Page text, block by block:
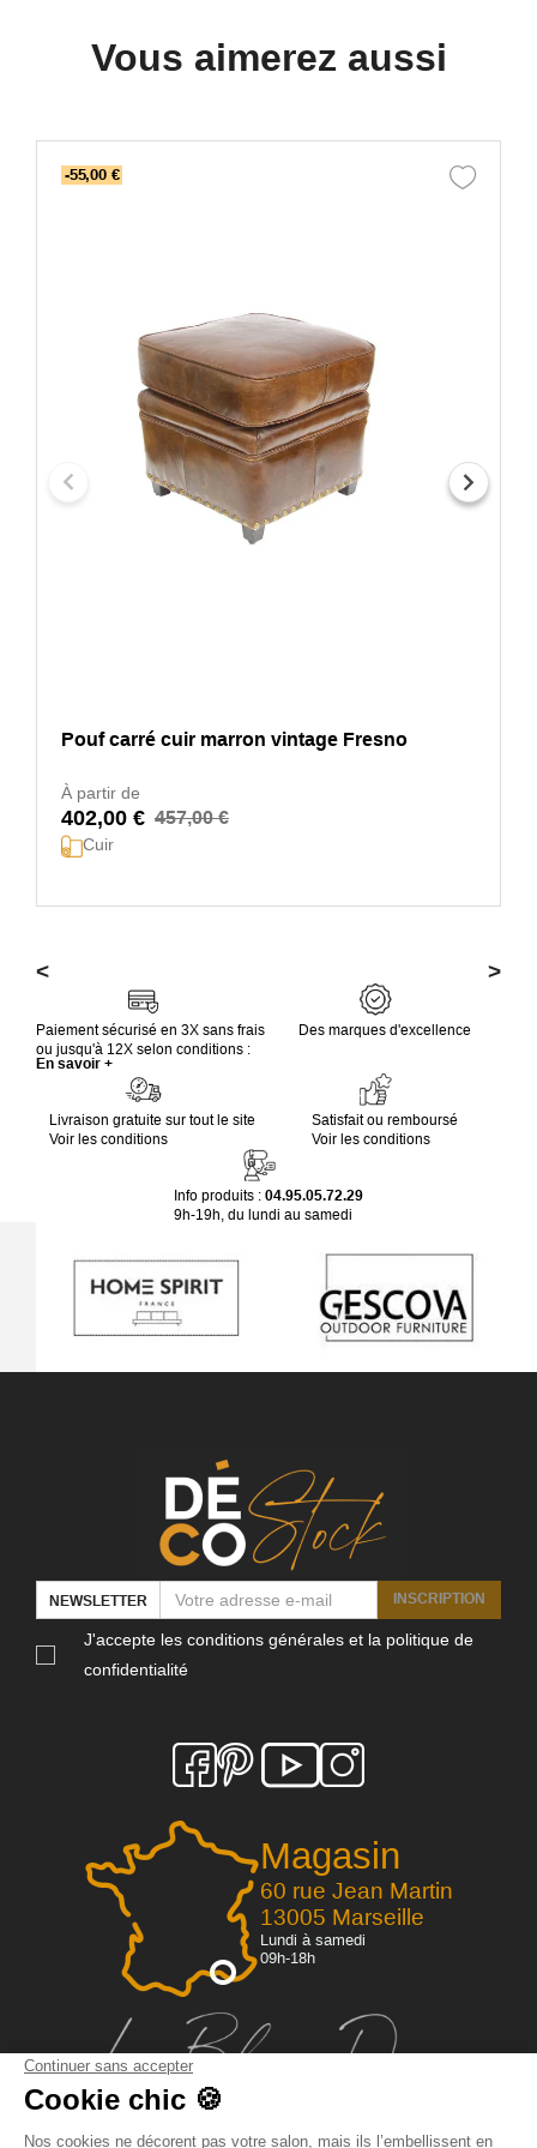
Vous aimerez aussi
-55,00 €
Pouf carré cuir marron vintage Fresno
À partir de
402,00 € 457,00 €
Cuir
< >
Paiement sécurisé en 3X sans frais
ou jusqu'à 12X selon conditions :
En savoir +
Des marques d'excellence
Livraison gratuite sur tout le site
Voir les conditions
Satisfait ou remboursé
Voir les conditions
Info produits : 04.95.05.72.29
9h-19h, du lundi au samedi
Magasin
60 rue Jean Martin
13005 Marseille
Lundi à samedi
09h-18h
NEWSLETTER INSCRIPTION
J'accepte les conditions générales et la politique de
confidentialité